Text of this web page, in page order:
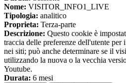
Nome: VISITOR_INFO1_LIVE
Tipologia: analitico
Proprieta: Terza-parte
Descrizione: Questo cookie è
traccia delle preferenze dell'utente
nei siti; può anche determinare se il
utilizzando la nuova o la vecchia
Youtube.
Durata: 6 mesi